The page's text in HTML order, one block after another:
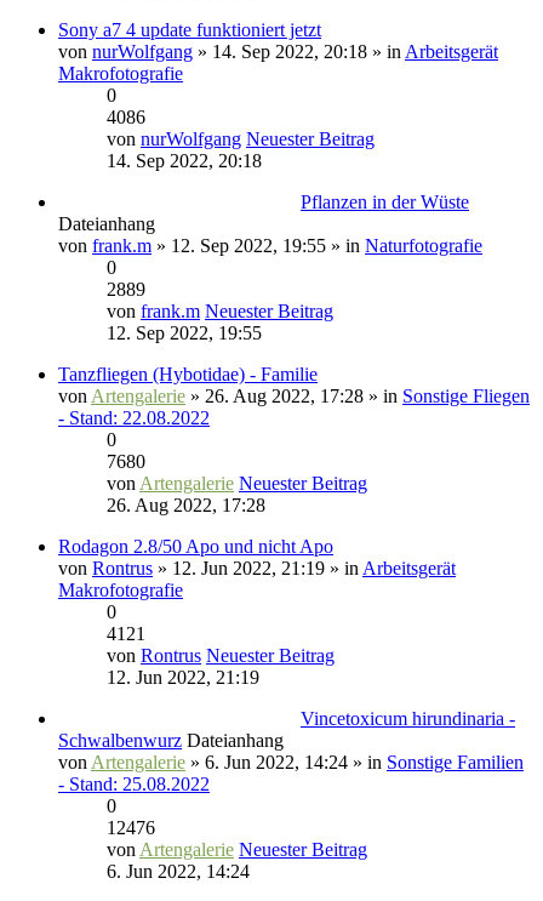
Sony a7 4 update funktioniert jetzt
von nurWolfgang » 14. Sep 2022, 20:18 » in Arbeitsgerät
Makrofotografie
0
4086
von nurWolfgang Neuester Beitrag
14. Sep 2022, 20:18
Pflanzen in der Wüste
Dateianhang
von frank.m » 12. Sep 2022, 19:55 » in Naturfotografie
0
2889
von frank.m Neuester Beitrag
12. Sep 2022, 19:55
Tanzfliegen (Hybotidae) - Familie
von Artengalerie » 26. Aug 2022, 17:28 » in Sonstige Fliegen
- Stand: 22.08.2022
0
7680
von Artengalerie Neuester Beitrag
26. Aug 2022, 17:28
Rodagon 2.8/50 Apo und nicht Apo
von Rontrus » 12. Jun 2022, 21:19 » in Arbeitsgerät
Makrofotografie
0
4121
von Rontrus Neuester Beitrag
12. Jun 2022, 21:19
Vincetoxicum hirundinaria -
Schwalbenwurz Dateianhang
von Artengalerie » 6. Jun 2022, 14:24 » in Sonstige Familien
- Stand: 25.08.2022
0
12476
von Artengalerie Neuester Beitrag
6. Jun 2022, 14:24